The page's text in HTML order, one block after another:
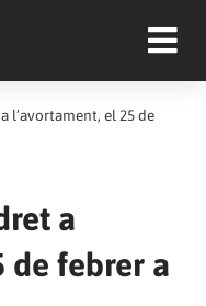
l’avortament, el 25 de
a
de febrer a